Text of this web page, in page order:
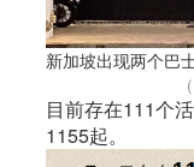
新加坡出现两个巴
目前存在111个
1155起。